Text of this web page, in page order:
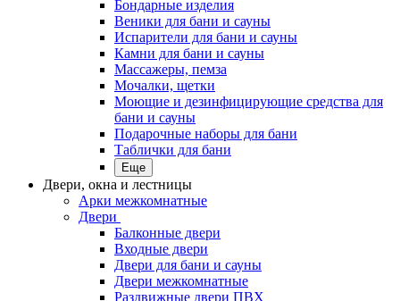
Бондарные изделия
Веники для бани и сауны
Испарители для бани и сауны
Камни для бани и сауны
Массажеры, пемза
Мочалки, щетки
Моющие и дезинфицирующие средства для
бани и сауны
Подарочные наборы для бани
Таблички для бани
Еще
Двери, окна и лестницы
Арки межкомнатные
Двери
Балконные двери
Входные двери
Двери для бани и сауны
Двери межкомнатные
Раздвижные двери ПВХ